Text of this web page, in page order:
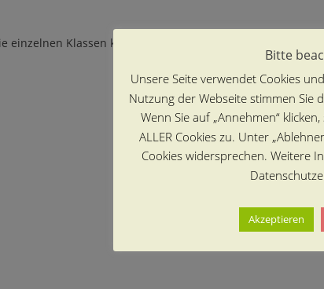
einzelnen Klassen können über den Terminkalender auf
Bitte
Unsere Seite verwendet Cookies
Nutzung der Webseite stimmen Sie
Wenn Sie auf „Annehmen“
ALLER Cookies zu. Unter
Cookies widersprechen. Weitere
Akzeptieren